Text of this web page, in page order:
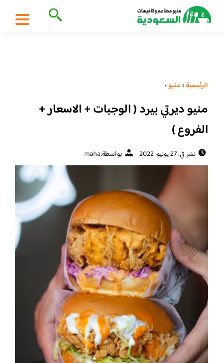
الرئيسية›منيو›
منيو ديرتي بيرد ( الوجبات + الاسعار +
الفروع )
نشر في: 27 يونيو، 2022 بواسطة:maha